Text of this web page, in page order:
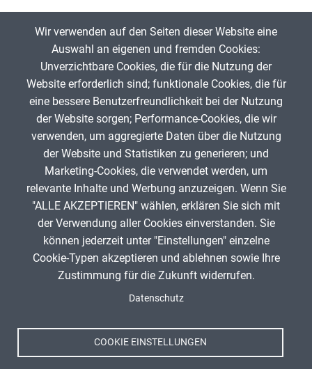
Captcha eingeben:
Gib die Zeichen aus dem Bild oben ein,
beachte Groß- und Kleinschreibung.
Um Spam zu verhindern, gib bitte die Zeichenfolge aus dem Bild
oben ein.
ANZEIGE
Spenden
Impressum
Wir verwenden auf den Seiten dieser Website eine
Auswahl an eigenen und fremden Cookies:
Unverzichtbare Cookies, die für die Nutzung der
Website erforderlich sind; funktionale Cookies, die für
eine bessere Benutzerfreundlichkeit bei der Nutzung
der Website sorgen; Performance-Cookies, die wir
verwenden, um aggregierte Daten über die Nutzung
der Website und Statistiken zu generieren; und
Marketing-Cookies, die verwendet werden, um
relevante Inhalte und Werbung anzuzeigen. Wenn Sie
"ALLE AKZEPTIEREN" wählen, erklären Sie sich mit
der Verwendung aller Cookies einverstanden. Sie
können jederzeit unter "Einstellungen" einzelne
Cookie-Typen akzeptieren und ablehnen sowie Ihre
Zustimmung für die Zukunft widerrufen.
Datenschutz
COOKIE EINSTELLUNGEN